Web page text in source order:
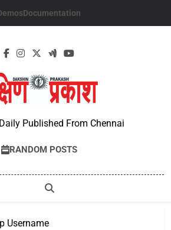
Documentation
Published From Chennai
RANDOM POSTS
Username